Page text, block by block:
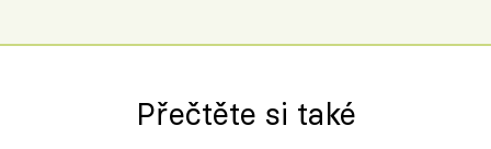
Přečtěte si také